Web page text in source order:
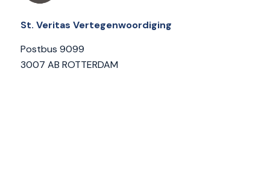
St. Veritas Vertegenwoordiging
Postbus 9099
3007 AB ROTTERDAM